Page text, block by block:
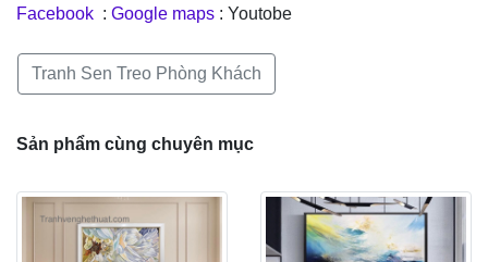
Facebook : Google maps : Youtobe
Tranh Sen Treo Phòng Khách
Sản phẩm cùng chuyên mục